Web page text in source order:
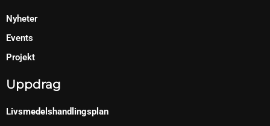
Nyheter
Events
Projekt
Uppdrag
Livsmedelshandlingsplan